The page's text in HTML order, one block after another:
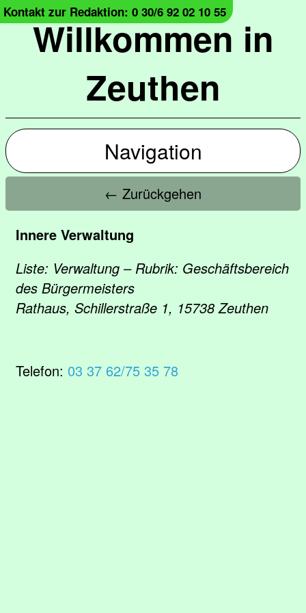
Willkommen in
Zeuthen
Kontakt zur Redaktion: 0 30/6 92 02 10 55
Navigation
← Zurückgehen
Innere Verwaltung
Liste: Verwaltung – Rubrik: Geschäftsbereich
des Bürgermeisters
Rathaus, Schillerstraße 1, 15738 Zeuthen
Telefon: 03 37 62/75 35 78